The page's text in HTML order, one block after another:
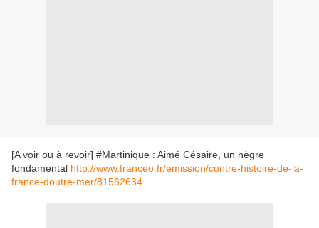
[A voir ou à revoir] #Martinique : Aimé Césaire, un nègre
fondamental http://www.franceo.fr/emission/contre-histoire-de-la-
france-doutre-mer/81562634